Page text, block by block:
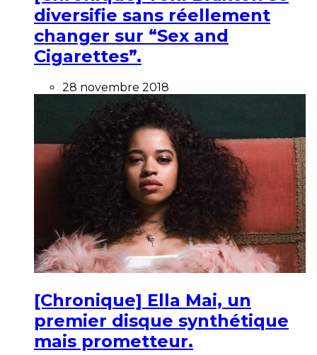
diversifie sans réellement
changer sur “Sex and
Cigarettes”.
28 novembre 2018
[Chronique] Ella Mai, un
premier disque synthétique
mais prometteur.